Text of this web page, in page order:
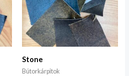
Stone
Bútorkárpitok